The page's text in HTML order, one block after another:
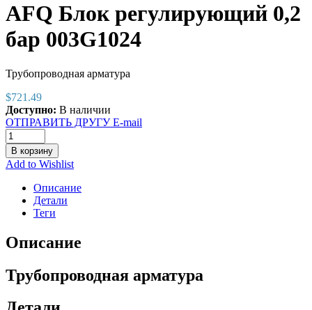
AFQ Блок регулирующий 0,2
бар 003G1024
Трубопроводная арматура
$721.49
Доступно: В наличии
ОТПРАВИТЬ ДРУГУ E-mail
В корзину
Add to Wishlist
Описание
Детали
Теги
Описание
Трубопроводная арматура